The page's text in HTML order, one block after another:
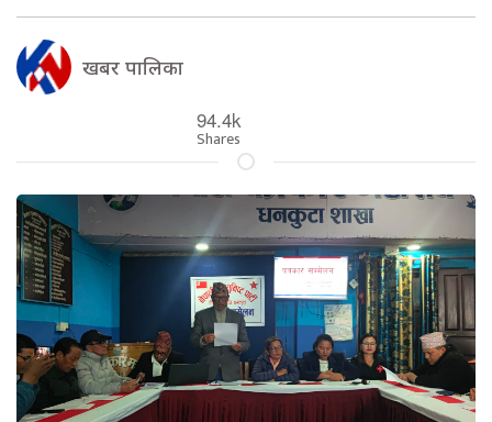
खबर पालिका
94.4k
Shares